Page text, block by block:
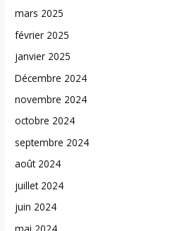
mars 2025
février 2025
janvier 2025
Décembre 2024
novembre 2024
octobre 2024
septembre 2024
août 2024
juillet 2024
juin 2024
mai 2024